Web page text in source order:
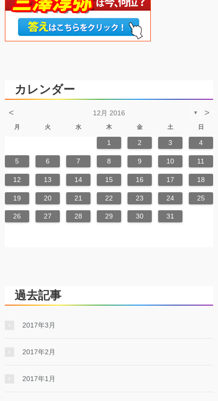
カレンダー
< 12月 2016 ▼ >
月 火 水 木 金 土 日
1 2 3 4
5 6 7 8 9 10 11
12 13 14 15 16 17 18
19 20 21 22 23 24 25
26 27 28 29 30 31
過去記事
2017年3月
2017年2月
2017年1月